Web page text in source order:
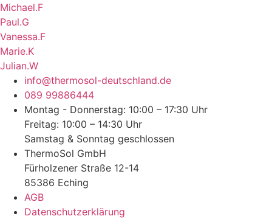
Michael.F
Paul.G
Vanessa.F
Marie.K
Julian.W
info@thermosol-deutschland.de
089 99886444
Montag - Donnerstag: 10:00 – 17:30 Uhr
Freitag: 10:00 – 14:30 Uhr
Samstag & Sonntag geschlossen
ThermoSol GmbH
Fürholzener Straße 12-14
85386 Eching
AGB
Datenschutzerklärung